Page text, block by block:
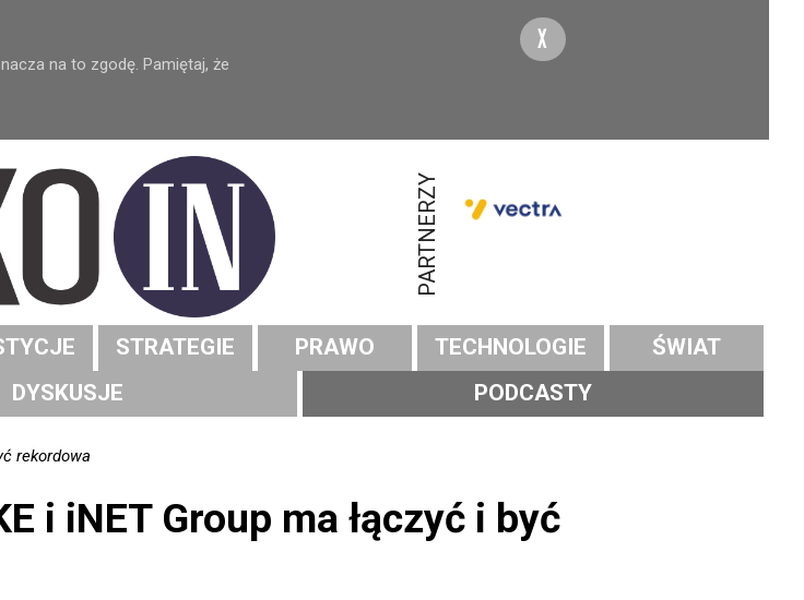
na to zgodę. Pamiętaj, że
X
PARTNERZY
STRATEGIE PRAWO TECHNOLOGIE
ŚWIAT
DYSKUSJE PODCASTY
rekordowa
i iNET Group ma łączyć i być